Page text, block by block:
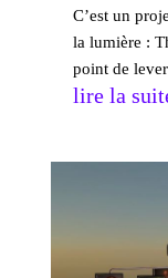
C’est un
la lumière :
point de
lire la